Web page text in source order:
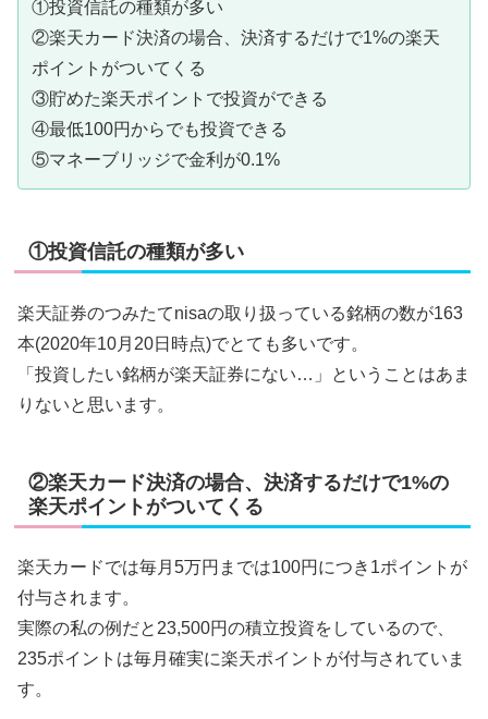
①投資信託の種類が多い
②楽天カード決済の場合、決済するだけで1%の楽天
ポイントがついてくる
③貯めた楽天ポイントで投資ができる
④最低100円からでも投資できる
⑤マネーブリッジで金利が0.1%
①投資信託の種類が多い
楽天証券のつみたてnisaの取り扱っている銘柄の数が163
本(2020年10月20日時点)でとても多いです。
「投資したい銘柄が楽天証券にない…」ということはあま
りないと思います。
②楽天カード決済の場合、決済するだけで1%の
楽天ポイントがついてくる
楽天カードでは毎月5万円までは100円につき1ポイントが
付与されます。
実際の私の例だと23,500円の積立投資をしているので、
235ポイントは毎月確実に楽天ポイントが付与されていま
す。